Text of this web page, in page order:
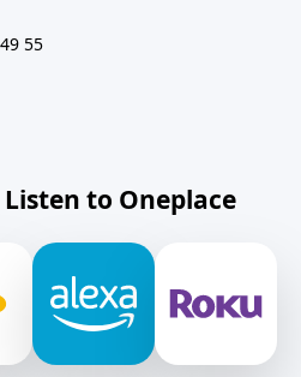
55
to Oneplace